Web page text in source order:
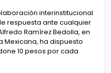
interinstitucional
respuesta ante cualquier
Ramírez Bedolla, en
Mexicana, ha dispuesto
10 pesos por cada